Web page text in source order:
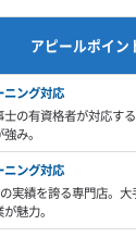
アピールポイン
ニング対応
の有資格者が対応す
み。
ニング対応
実績を誇る専門店。
魅力。